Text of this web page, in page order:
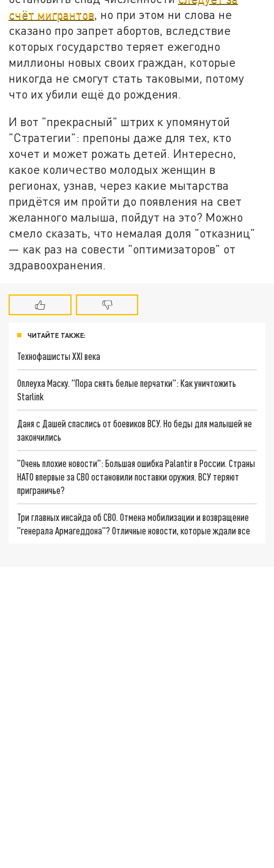
счёт мигрантов, но при этом ни слова не
сказано про запрет абортов, вследствие
которых государство теряет ежегодно
миллионы новых своих граждан, которые
никогда не смогут стать таковыми, потому
что их убили ещё до рождения.
И вот "прекрасный" штрих к упомянутой
"Стратегии": препоны даже для тех, кто
хочет и может рожать детей. Интересно,
какое количество молодых женщин в
регионах, узнав, через какие мытарства
придётся им пройти до появления на свет
желанного малыша, пойдут на это? Можно
смело сказать, что немалая доля "отказниц"
— как раз на совести "оптимизаторов" от
здравоохранения.
ЧИТАЙТЕ ТАКЖЕ:
Технофашисты XXI века
Оплеуха Маску. "Пора снять белые перчатки": Как уничтожить
Starlink
Даня с Дашей спаслись от боевиков ВСУ. Но беды для малышей не
закончились
"Очень плохие новости": Большая ошибка Palantir в России. Страны
НАТО впервые за СВО остановили поставки оружия. ВСУ теряют
приграничье?
Три главных инсайда об СВО. Отмена мобилизации и возвращение
"генерала Армагеддона"? Отличные новости, которые ждали все